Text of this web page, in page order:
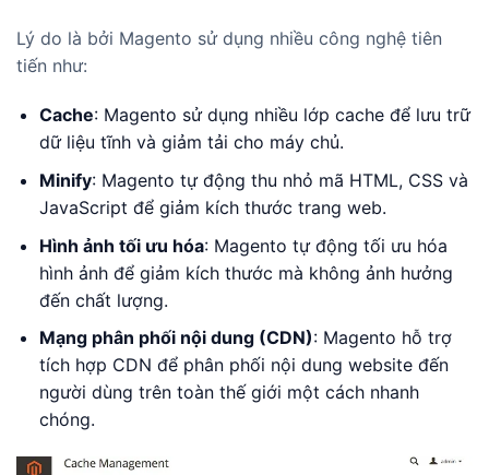
Lý do là bởi Magento sử dụng nhiều công nghệ tiên
tiến như:
Cache: Magento sử dụng nhiều lớp cache để lưu trữ
dữ liệu tĩnh và giảm tải cho máy chủ.
Minify: Magento tự động thu nhỏ mã HTML, CSS và
JavaScript để giảm kích thước trang web.
Hình ảnh tối ưu hóa: Magento tự động tối ưu hóa
hình ảnh để giảm kích thước mà không ảnh hưởng
đến chất lượng.
Mạng phân phối nội dung (CDN): Magento hỗ trợ
tích hợp CDN để phân phối nội dung website đến
người dùng trên toàn thế giới một cách nhanh
chóng.